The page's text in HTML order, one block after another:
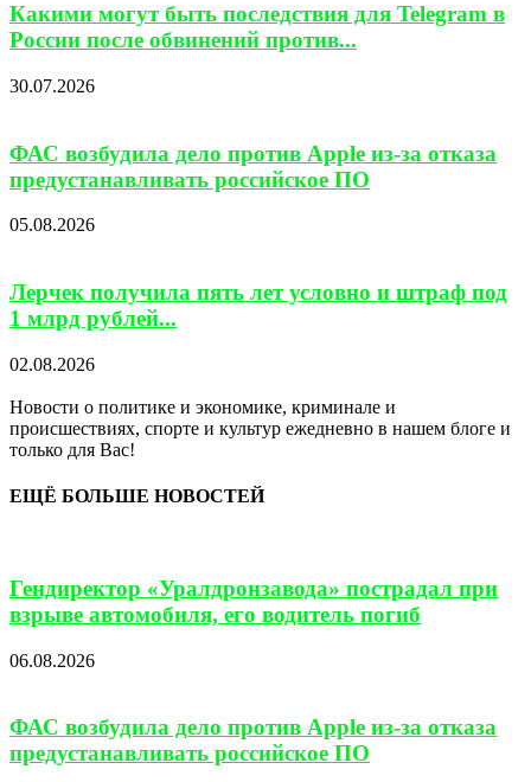
Какими могут быть последствия для Telegram в
России после обвинений против...
30.07.2026
ФАС возбудила дело против Apple из-за отказа
предустанавливать российское ПО
05.08.2026
Лерчек получила пять лет условно и штраф под
1 млрд рублей...
02.08.2026
Новости о политике и экономике, криминале и
происшествиях, спорте и культур ежедневно в нашем блоге и
только для Вас!
ЕЩЁ БОЛЬШЕ НОВОСТЕЙ
Гендиректор «Уралдронзавода» пострадал при
взрыве автомобиля, его водитель погиб
06.08.2026
ФАС возбудила дело против Apple из-за отказа
предустанавливать российское ПО